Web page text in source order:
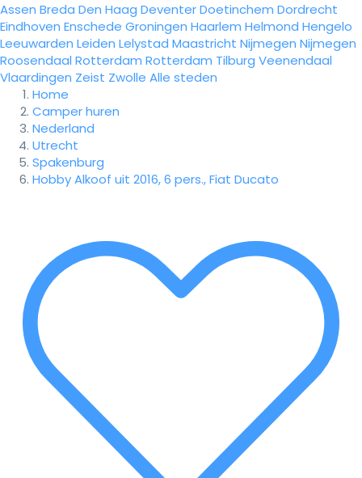
Assen Breda Den Haag DeventerDoetinchem Dordrecht
Eindhoven Enschede Groningen Haarlem Helmond Hengelo
Leeuwarden Leiden Lelystad Maastricht Nijmegen Nijmegen
Roosendaal Rotterdam Rotterdam Tilburg Veenendaal
Vlaardingen Zeist Zwolle Alle steden
Home
Camper huren
Nederland
Utrecht
Spakenburg
Hobby Alkoof uit 2016, 6 pers., Fiat Ducato